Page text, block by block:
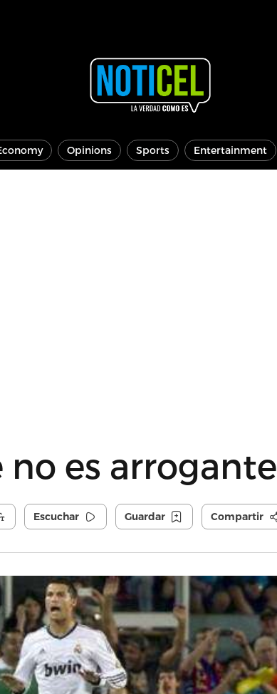
Opinions Sports Entertainment
es arrogante
Escuchar Guardar Compartir